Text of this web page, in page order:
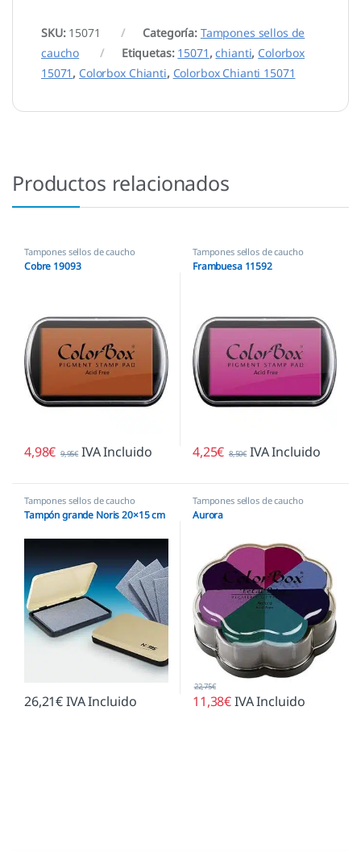
SKU: 15071 Categoría: Tampones sellos de
caucho
Etiquetas: 15071 ,chianti, Colorbox
15071 , Colorbox Chianti, Colorbox Chianti 15071
Productos relacionados
Tampones sellos de caucho
Cobre 19093
4,98€ 9,95€ IVA Incluido
Tampones sellos de caucho
Frambuesa 11592
4,25€ 8,50€ IVA Incluido
Tampones sellos de caucho
Tampón grande Noris 20×15 cm
26,21€IVA Incluido
Tampones sellos de caucho
Aurora
11,38€
22,75€
IVA Incluido